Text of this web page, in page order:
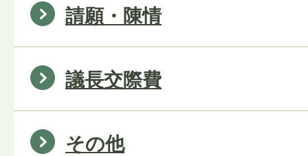
請願・陳情
議長交際費
その他